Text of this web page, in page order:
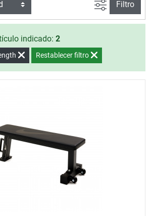
Busqueda
Filtro
indicado: 2
Restablecer filtro